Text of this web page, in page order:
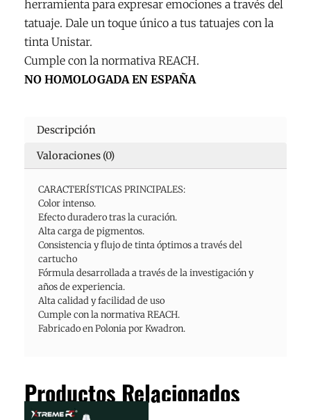
herramienta para expresar emociones a través del
tatuaje. Dale un toque único a tus tatuajes con la
tinta Unistar.
Cumple con la normativa REACH.
NO HOMOLOGADA EN ESPAÑA
Descripción
Valoraciones (0)
CARACTERÍSTICAS PRINCIPALES:
Color intenso.
Efecto duradero tras la curación.
Alta carga de pigmentos.
Consistencia y flujo de tinta óptimos a través del
cartucho
Fórmula desarrollada a través de la investigación y
años de experiencia.
Alta calidad y facilidad de uso
Cumple con la normativa REACH.
Fabricado en Polonia por Kwadron.
Productos Relacionados